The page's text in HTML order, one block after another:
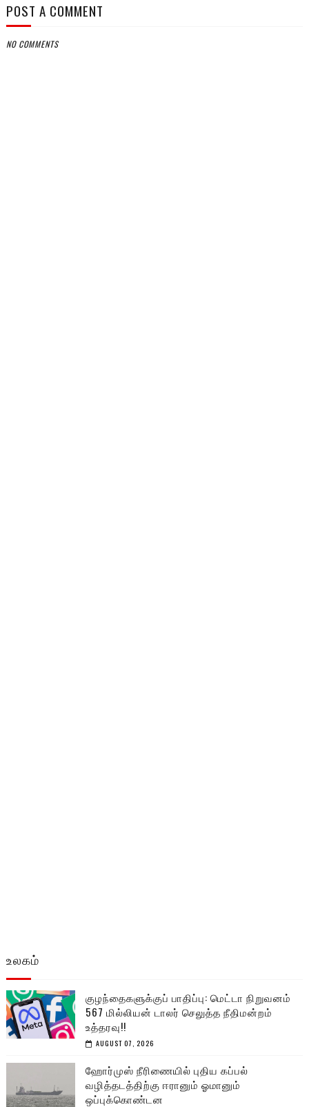
POST A COMMENT
NO COMMENTS
உலகம்
குழந்தைகளுக்குப் பாதிப்பு: மெட்டா நிறுவனம்
567 மில்லியன் டாலர் செலுத்த நீதிமன்றம்
உத்தரவு!!
AUGUST 07, 2026
ஹோர்முஸ் நீரிணையில் புதிய கப்பல்
வழித்தடத்திற்கு ஈரானும் ஓமானும்
ஒப்புக்கொண்டன